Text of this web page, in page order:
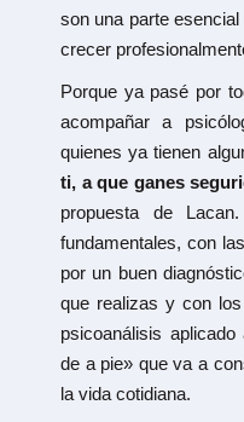
son una parte
crecer
Porque ya pasé por
acompañar a
quienes ya tienen
ti, a que ganes
propuesta de
fundamentales, con
por un buen
que realizas y con
psicoanálisis
de a pie» que va a
la vida cotidiana.